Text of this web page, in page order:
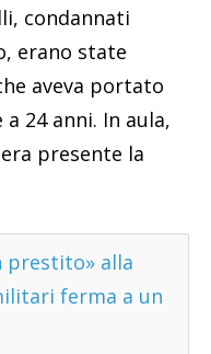
condannati
erano state
aveva portato
24 anni. In aula,
presente la
prestito» alla
ferma a un